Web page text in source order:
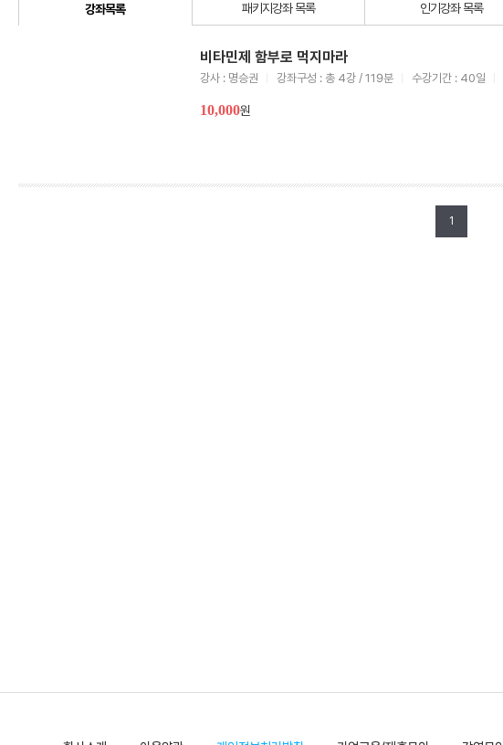
강좌목록 패키지강좌 목록 인기강좌 목록
비타민제 함부로 먹지마라
강사 : 명승권 강좌구성 : 총 4강 / 119분 수강기간 : 40일
10,000원
1